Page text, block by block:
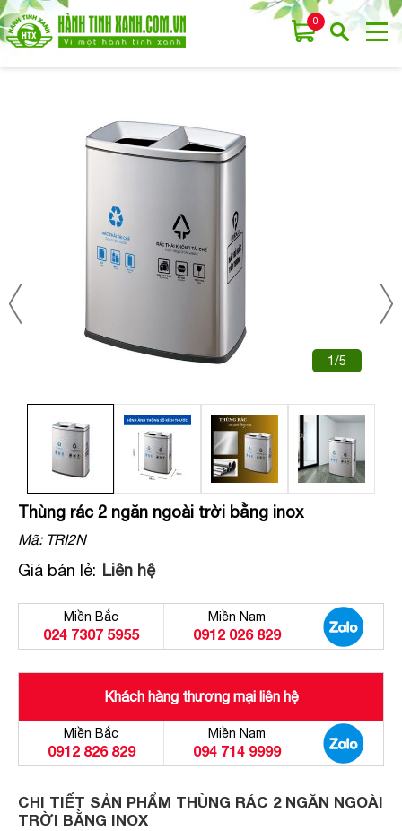
0
1/5
Thùng rác 2 ngăn ngoài trời bằng inox
Mã:TRI2N
Giá bán lẻ: Liên hệ
Miền Bắc
024 7307 5955
Miền Nam
0912 026 829
Khách hàng thương mại liên hệ
Miền Bắc
0912 826 829
Miền Nam
094 714 9999
CHI TIẾT SẢN PHẨM THÙNG RÁC 2 NGĂN NGOÀI
TRỜI BẰNG INOX